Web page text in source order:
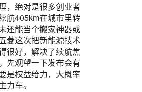
，绝对是很多创业者
航405km在城市里转
还能当个搬家神器或
菱这次把新能源技术
很好，解决了续航焦
先观望一下发布会有
是权益给力，大概率
力车。